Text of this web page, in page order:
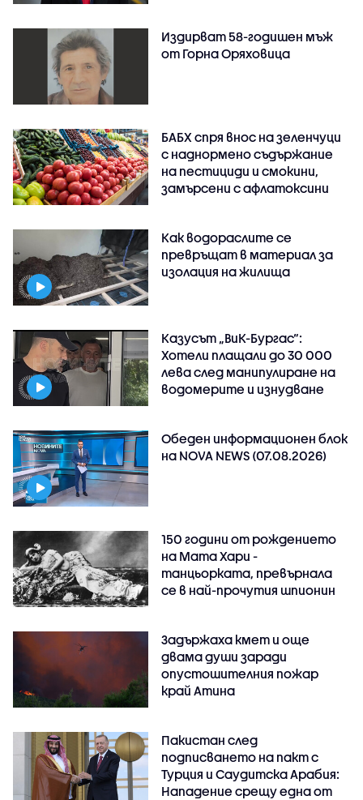
Издирват 58-годишен мъж
от Горна Оряховица
БАБХ спря внос на зеленчуци
с наднормено съдържание
на пестициди и смокини,
замърсени с афлатоксини
Как водораслите се
превръщат в материал за
изолация на жилища
Казусът „ВиК-Бургас“:
Хотели плащали до 30 000
лева след манипулиране на
водомерите и изнудване
Обеден информационен блок
на NOVA NEWS (07.08.2026)
150 години от рождението
на Мата Хари -
танцьорката, превърнала
се в най-прочутия шпионин
Задържаха кмет и още
двама души заради
опустошителния пожар
край Атина
Пакистан след
подписването на пакт с
Турция и Саудитска Арабия:
Нападение срещу една от